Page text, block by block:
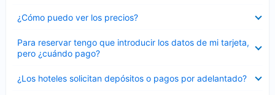
¿Cómo puedo ver los precios?
cerrado
Para reservar tengo que introducir los datos de mi tarjeta,
pero ¿cuándo pago?
cerrado
¿Los hoteles solicitan depósitos o pagos por adelantado?
cerrado